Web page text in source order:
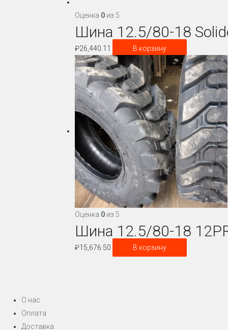
Оценка 0из 5
Шина 12.5/80-18
₽26,440.11 В корзину
Оценка 0из 5
Шина 12.5/80-18
₽15,676.50 В корзину
О нас
Оплата
Доставка